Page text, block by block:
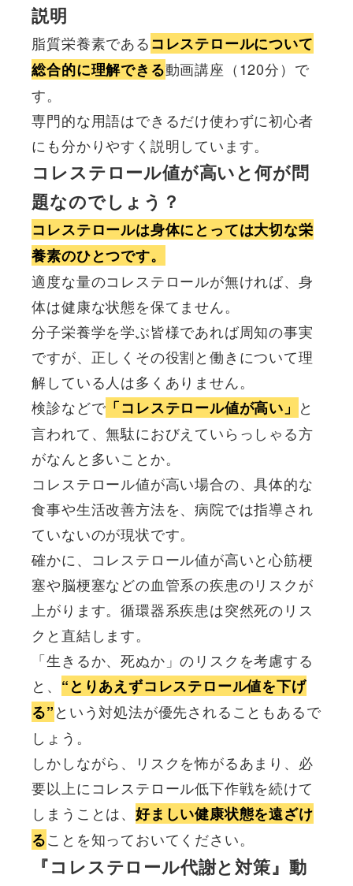
テ
ロ
ー
ル
代
謝
と
そ
の
対
策』
テ
キ
ス
ト
付
個
説明
脂質栄養素であるコレステロールについて
総合的に理解できる動画講座（120分）で
す。
専門的な用語はできるだけ使わずに初心者
にも分かりやすく説明しています。
コレステロール値が高いと何が問
題なのでしょう？
コレステロールは身体にとっては大切な栄
養素のひとつです。
適度な量のコレステロールが無ければ、身
体は健康な状態を保てません。
分子栄養学を学ぶ皆様であれば周知の事実
ですが、正しくその役割と働きについて理
解している人は多くありません。
検診などで 「コレステロール値が高い」 と
言われて、無駄におびえていらっしゃる方
がなんと多いことか。
コレステロール値が高い場合の、具体的な
食事や生活改善方法を、病院では指導され
ていないのが現状です。
確かに、コレステロール値が高いと心筋梗
塞や脳梗塞などの血管系の疾患のリスクが
上がります。循環器系疾患は突然死のリス
クと直結します。
「生きるか、死ぬか」のリスクを考慮する
と、 “とりあえずコレステロール値を下げ
る”という対処法が優先されることもあるで
しょう。
しかしながら、リスクを怖がるあまり、必
要以上にコレステロール低下作戦を続けて
しまうことは、 好ましい健康状態を遠ざけ
ることを知っておいてください。
『コレステロール代謝と対策』動